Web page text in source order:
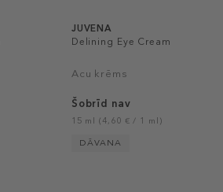
JUVENA
Delining Eye Cream
Acu krēms
Šobrīd nav
15 ml (4,60 € / 1 ml)
DĀVANA